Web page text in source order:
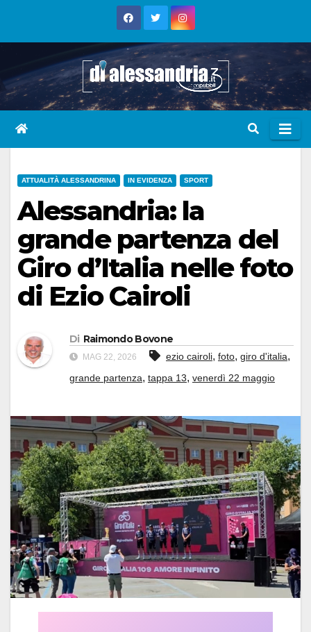
ATTUALITÀ ALESSANDRINA IN EVIDENZA SPORT
Alessandria: la
grande partenza del
Giro d’Italia nelle foto
di Ezio Cairoli
Di Raimondo Bovone
MAG 22, 2026 ezio cairoli, foto, giro d'italia,
grande partenza, tappa 13, venerdì 22 maggio